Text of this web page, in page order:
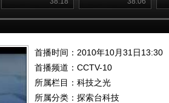
首播时间：2010年10月31日13:30
首播频道： CCTV-10
所属栏目： 科技之光
所属分类：探索台科技